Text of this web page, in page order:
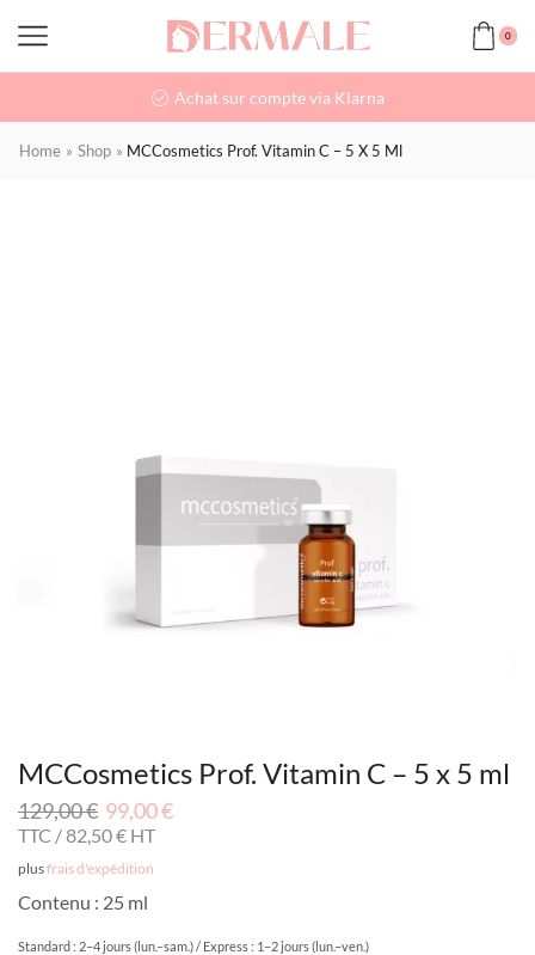
0
Achat sur compte via Klarna
Home » Shop » MCCosmetics Prof. Vitamin C – 5 X 5 Ml
MCCosmetics Prof. Vitamin C – 5 x 5 ml
129,00€ 99,00€
TTC /82,50€ HT
plusfrais d'expédition
Contenu : 25 ml
Standard : 2–4 jours (lun.–sam.) / Express : 1–2 jours (lun.–ven.)